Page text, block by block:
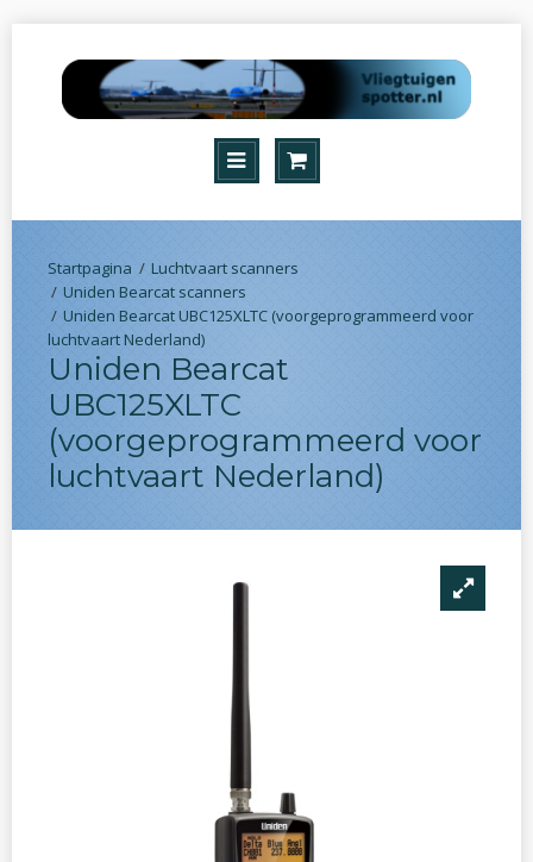
Luchtvaart scanners
Uniden Bearcat scanners
Uniden Bearcat UBC125XLTC (voorgeprogrammeerd voor
luchtvaart Nederland)
Uniden Bearcat
UBC125XLTC
(voorgeprogrammeerd voor
luchtvaart Nederland)